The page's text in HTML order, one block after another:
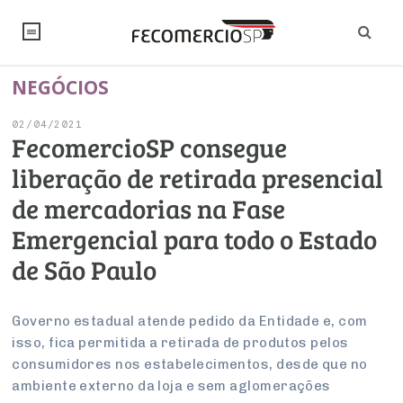
NOTÍCIAS
Artigos
Institucional
Debates Fecomercio-SP
PROJETOS ESPECIAIS:
UM BRASIL
Economia
Pesquisas
Brasil
Modernização do Estado
Economia Digital
Inteligência Artificial
Trabalho
Reforma Tributária
Negócios
Atacado
Serviços
Sustentabilidade
Últimas Notícias
PESQUISAS
INSTITUCIONAL
Imprensa
Negociações Coletivas
CONSELHOS
Conselho de Turismo
Conselho de Emprego e Relações do Trabalho
EMPRESAS
NEGÓCIOS
02/04/2021
FecomercioSP consegue
liberação de retirada presencial
de mercadorias na Fase
Emergencial para todo o Estado
de São Paulo
Governo estadual atende pedido da Entidade e, com
isso, fica permitida a retirada de produtos pelos
consumidores nos estabelecimentos, desde que no
ambiente externo da loja e sem aglomerações